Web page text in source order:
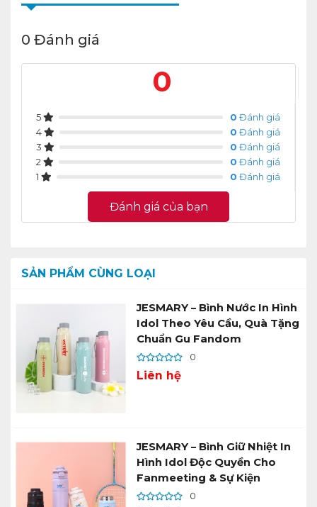
0 Đánh giá
0
5 0 Đánh giá
4
0 Đánh giá
3
0 Đánh giá
2
0 Đánh giá
1
0 Đánh giá
Đánh giá của bạn
SẢN PHẨM CÙNG LOẠI
JESMARY – Bình Nước In Hình
Idol Theo Yêu Cầu, Quà Tặng
Chuẩn Gu Fandom
0
Liên hệ
JESMARY – Bình Giữ Nhiệt In
Hình Idol Độc Quyền Cho
Fanmeeting & Sự Kiện
0